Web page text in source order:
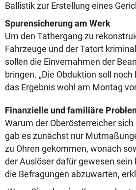
Ballistik zur Erstellung eines
Spurensicherung am Werk
Um den Tathergang zu
Fahrzeuge und der Tatort
sollen die Einvernahmen der
bringen. „Die Obduktion soll
das Ergebnis wohl am Montag
Finanzielle und familiäre
Warum der Oberösterreicher
gab es zunächst nur
zu Ohren gekommen, wonach
der Auslöser dafür gewesen
die Befragungen abzuwarten,